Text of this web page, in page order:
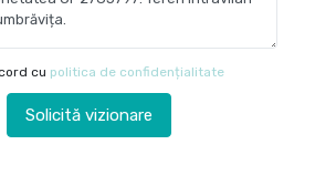
cu politica de confidențialitate
Solicită vizionare